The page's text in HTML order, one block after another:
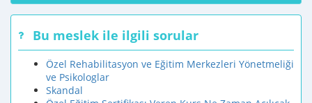
Bu meslek ile ilgili sorular
Özel Rehabilitasyon ve Eğitim Merkezleri Yönetmeliği
ve Psikologlar
Skandal